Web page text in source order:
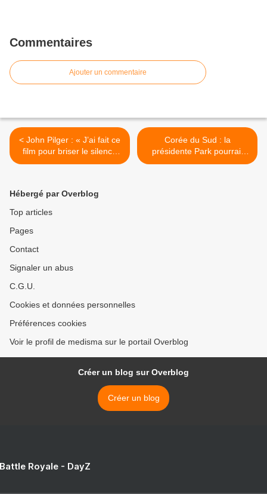
Commentaires
Ajouter un commentaire
< John Pilger : « J’ai fait ce
film pour briser le silence
sur la guerre nucléaire »
Corée du Sud : la
présidente Park pourrait
quitter le pouvoir >
Hébergé par Overblog
Top articles
Pages
Contact
Signaler un abus
C.G.U.
Cookies et données personnelles
Préférences cookies
Voir le profil de medisma sur le portail Overblog
Créer un blog sur Overblog
Créer un blog
Royale - DayZ